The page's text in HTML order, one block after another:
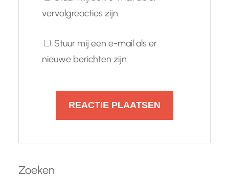
vervolgreacties zijn.
Stuur mij een e-mail als er
nieuwe berichten zijn.
Zoeken